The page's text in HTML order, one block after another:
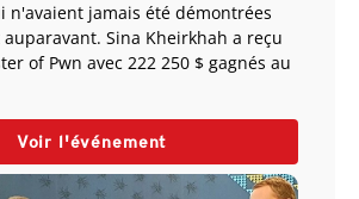
n'avaient jamais été démontrées
Sina Kheirkhah a reçu
of Pwn avec 222 250 $ gagnés au
Voir l'événement